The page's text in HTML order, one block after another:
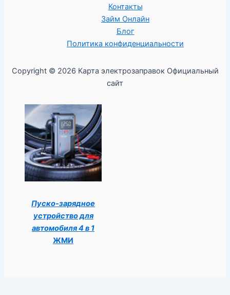
Контакты
Займ Онлайн
Блог
Политика конфиденциальности
Copyright © 2026 Карта электрозаправок Официальный
сайт
Пуско-зарядное
устройство для
автомобиля 4 в 1
ЖМИ